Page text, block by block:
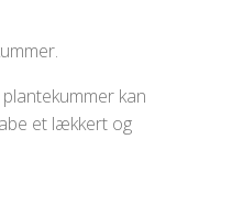
kan
et lækkert og